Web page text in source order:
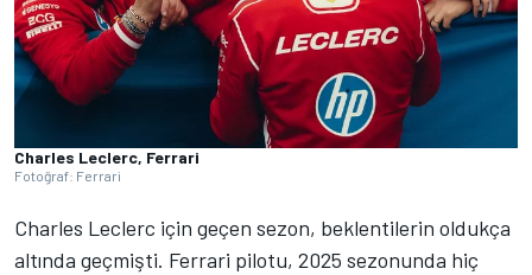
Charles Leclerc, Ferrari
Fotoğraf: Ferrari
Charles Leclerc için geçen sezon, beklentilerin oldukça
altında geçmişti. Ferrari pilotu, 2025 sezonunda hiç